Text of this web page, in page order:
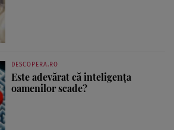
DESCOPERA.RO
Este adevărat că inteligența
oamenilor scade?